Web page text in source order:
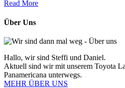
Read More
Über Uns
Hallo, wir sind Steffi und Daniel.
Aktuell sind wir mit unserem Toyota
Panamericana unterwegs.
MEHR ÜBER UNS